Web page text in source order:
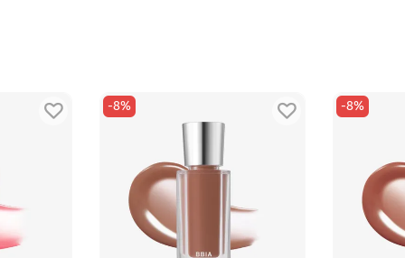
дополнительный слой.
другого средства для губ.
-8% -8%